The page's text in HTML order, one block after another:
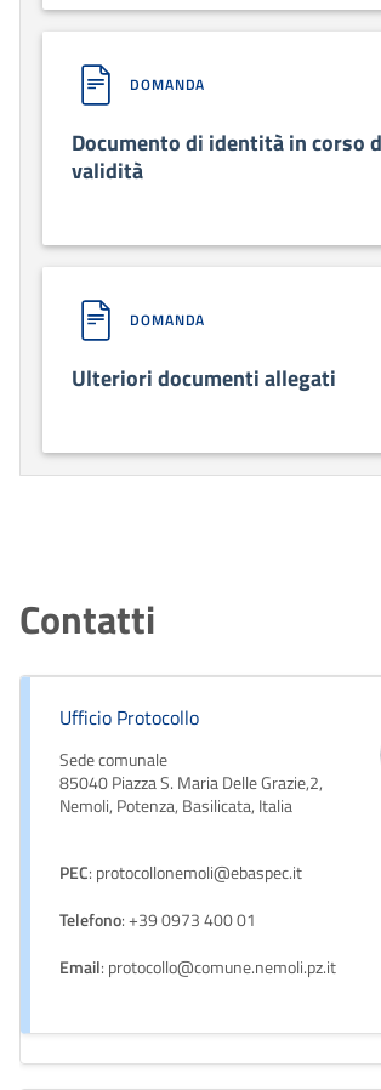
DOMANDA
Documento di identità in corso
validità
DOMANDA
Ulteriori documenti allegati
Contatti
Ufficio Protocollo
Sede comunale
85040 Piazza S. Maria Delle Grazie,2,
Nemoli, Potenza, Basilicata, Italia
PEC: protocollonemoli@ebaspec.it
Telefono: +39 0973 400 01
Email: protocollo@comune.nemoli.pz.it